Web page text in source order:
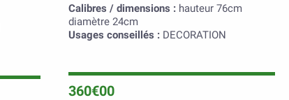
Calibres / dimensions : hauteur 76cm
diamètre 24cm
Usages conseillés : DECORATION
360€00